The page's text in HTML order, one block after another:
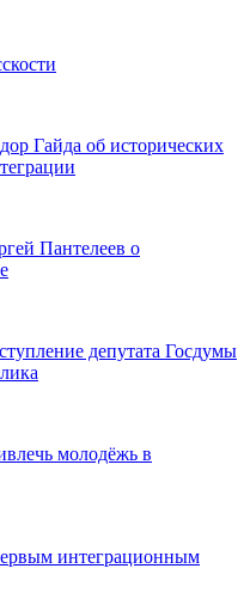
Гайда об исторических
Пантелеев о
депутата Госдумы
молодёжь в
интеграционным